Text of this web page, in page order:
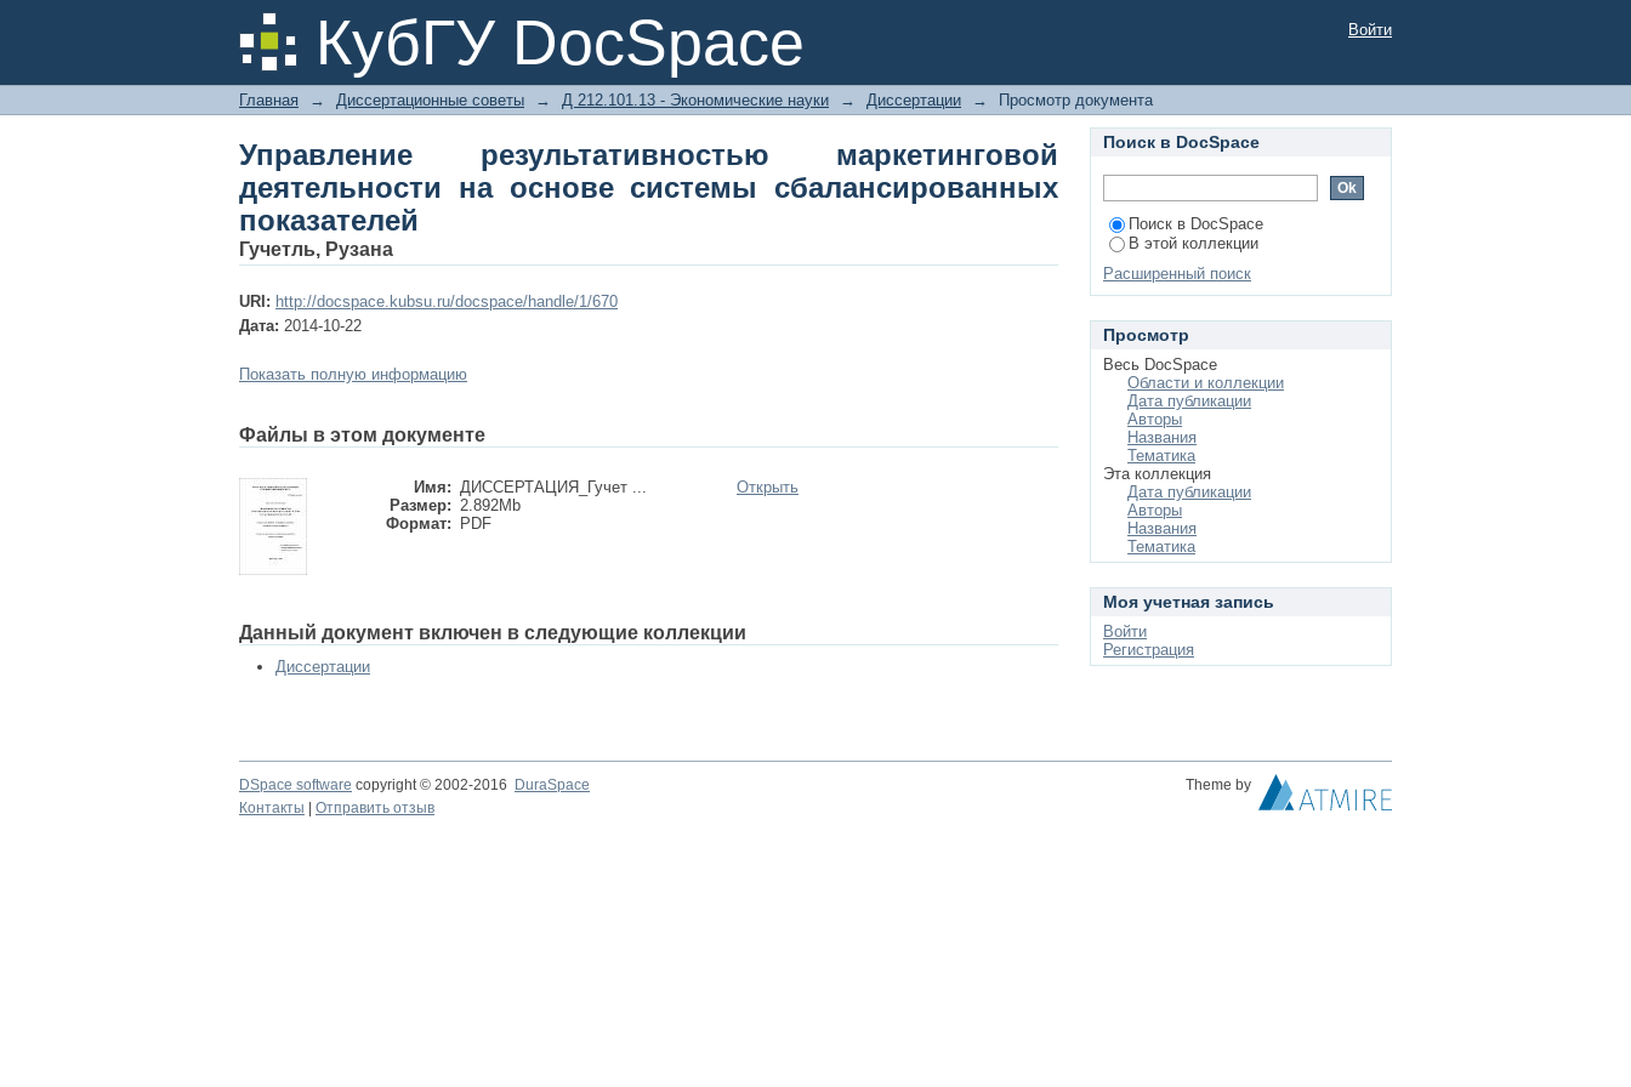
КубГУ DocSpace
Управление результативностью маркетинговой деятельности на основе
системы сбалансированных показателей
Войти
Главная → Диссертационные советы → Д 212.101.13 - Экономические науки → Диссертации → Просмотр документа
Управление результативностью маркетинговой
деятельности на основе системы сбалансированных
показателей
Гучетль, Рузана
URI: http://docspace.kubsu.ru/docspace/handle/1/670
Дата: 2014-10-22
Показать полную информацию
Файлы в этом документе
Имя: ДИССЕРТАЦИЯ_Гучет ...
Размер: 2.892Mb
Формат:
PDF
Открыть
Данный документ включен в следующие коллекции
Диссертации
Поиск в DocSpace
Поиск в DocSpace
В этой коллекции
Расширенный поиск
Просмотр
Весь DocSpace
Области и коллекции
Дата публикации
Авторы
Названия
Тематика
Эта коллекция
Дата публикации
Авторы
Названия
Тематика
Моя учетная запись
Войти
Регистрация
DSpace software copyright © 2002-2016 DuraSpace
Theme by
Контакты
Отправить отзыв